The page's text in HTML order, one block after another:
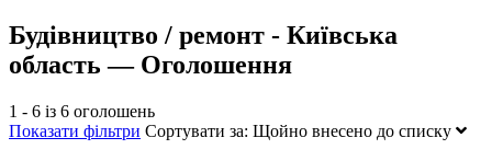
Будівництво / ремонт - Київська
область — Оголошення
1 - 6 із 6 оголошень
Показати фільтри Сортувати за: Щойно внесено до списку